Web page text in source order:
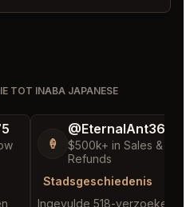
TOT INABA JAPANESE
🍦
@EternalAnt36
$500k+ in Sales & Low
Refunds
Stadsgeschiedenis
Ingevulde 518-verzoeken in